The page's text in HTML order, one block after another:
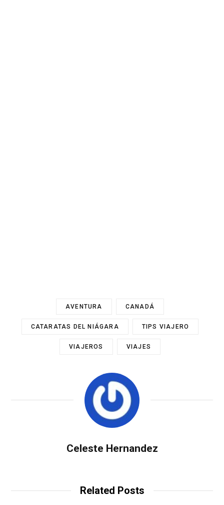
AVENTURA CANADÁ
CATARATAS DEL NIÁGARA TIPS VIAJERO
VIAJEROS VIAJES
Celeste Hernandez
Related Posts